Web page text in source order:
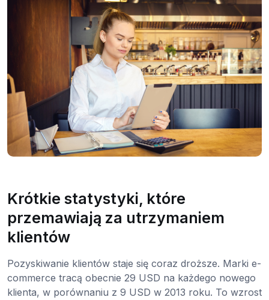
Krótkie statystyki, które
przemawiają za utrzymaniem
klientów
Pozyskiwanie klientów staje się coraz droższe. Marki e-
commerce tracą obecnie 29 USD na każdego nowego
klienta, w porównaniu z 9 USD w 2013 roku. To wzrost